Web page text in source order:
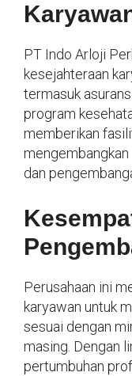
PT Indo Arloji
kesejahteraan
termasuk
program
memberikan
dan
Perusahaan ini
karyawan untuk
sesuai dengan
masing. Dengan
pertumbuhan